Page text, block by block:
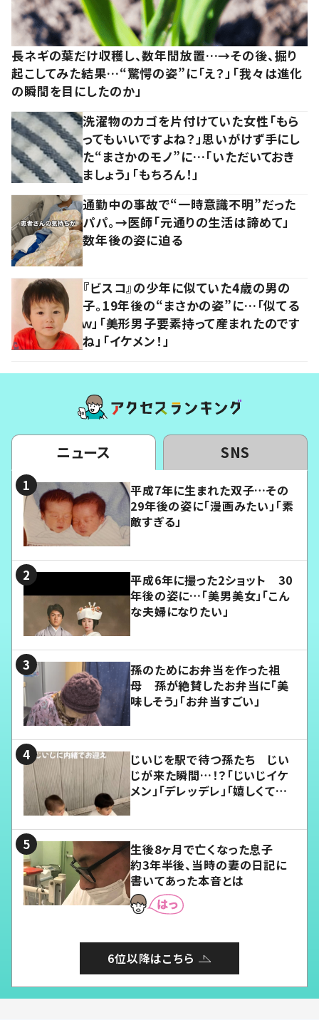
長ネギの葉だけ収穫し、数年間放置…→その後、掘り
起こしてみた結果…“驚愕の姿”に「え？」「我々は進化
の瞬間を目にしたのか」
洗濯物のカゴを片付けていた女性「もら
ってもいいですよね？」思いがけず手にし
た“まさかのモノ”に…「いただいておき
ましょう」「もちろん！」
通勤中の事故で“一時意識不明”だった
パパ。→医師「元通りの生活は諦めて」
数年後の姿に迫る
『ビスコ』の少年に似ていた4歳の男の
子。19年後の“まさかの姿”に…「似てる
ｗ」「美形男子要素持って産まれたのです
ね」「イケメン！」
ニュース SNS
平成7年に生まれた双子…その
29年後の姿に「漫画みたい」「素
敵すぎる」
平成6年に撮った2ショット 30
年後の姿に…「美男美女」「こん
な夫婦になりたい」
孫のためにお弁当を作った祖
母 孫が絶賛したお弁当に「美
味しそう」「お弁当すごい」
じいじを駅で待つ孫たち じい
じが来た瞬間…！？「じいじイケ
メン」「デレッデレ」「嬉しくて可
生後8ヶ月で亡くなった息子
約3年半後、当時の妻の日記に
書いてあった本音とは
6位以降はこちら